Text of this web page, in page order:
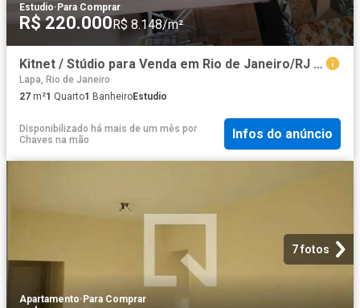
Estudio·Para Comprar
R$ 220.000R$ 8.148/m²
Kitnet / Stúdio para Venda em Rio de Janeiro/RJ Centro 1 Quartos
Lapa, Rio de Janeiro
27 m²1 Quarto1 BanheiroEstudio
Disponibilizado há mais de um mês por
Chaves na mão
Infos do anúncio
7 fotos
Apartamento· Para Comprar